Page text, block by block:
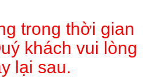
trong thời gian
khách vui lòng
lại sau.